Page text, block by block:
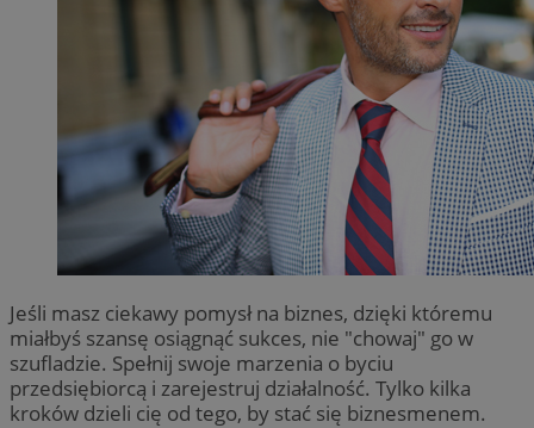
Jeśli masz ciekawy pomysł na biznes, dzięki któremu
miałbyś szansę osiągnąć sukces, nie "chowaj" go w
szufladzie. Spełnij swoje marzenia o byciu
przedsiębiorcą i zarejestruj działalność. Tylko kilka
kroków dzieli cię od tego, by stać się biznesmenem.